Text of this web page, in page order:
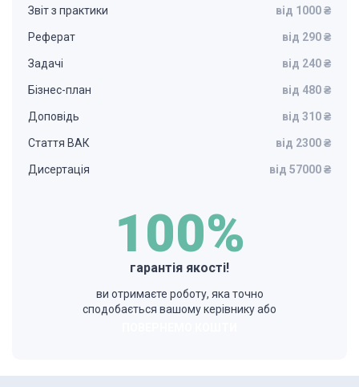
Звіт з практики від 1000 ₴
Реферат від 290 ₴
Задачі від 240 ₴
Бізнес-план від 480 ₴
Доповідь від 310 ₴
Стаття ВАК від 2300 ₴
Дисертація від 57000 ₴
100%
гарантія якості!
ви отримаєте роботу, яка точно
сподобається вашому керівнику або